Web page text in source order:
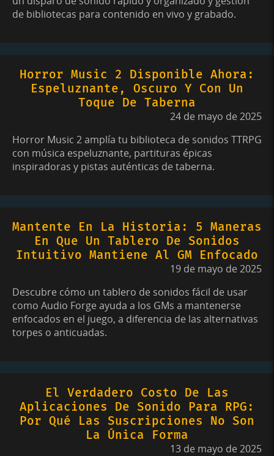
de bibliotecas para contenido en vivo y grabado.
Horror Music 2 Disponible Ahora:
Espeluznante, Oscuro Y Con Un
Toque De Taberna
24 de mayo de 2025
Horror Music 2 amplía tu biblioteca de sonidos TTRPG
con música espeluznante, partituras épicas
inspiradoras y pistas auténticas de taberna.
Mantente En La Historia: 5 Maneras
En Que Un Tablero De Sonidos
Intuitivo Mantiene Al GM Enfocado
19 de mayo de 2025
Descubre cómo un tablero de sonidos fácil de usar
como Audio Forge ayuda a los GMs a mantenerse
enfocados en el juego, a diferencia de las alternativas
torpes o anticuadas.
El Verdadero Costo De Las
Aplicaciones De Sonido Para RPG:
Por Qué Las Suscripciones No Son
La Única Forma
13 de mayo de 2025